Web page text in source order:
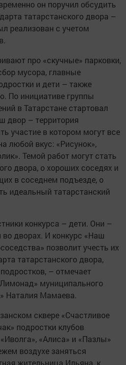
он поручил обсудить
татарстанского двора –
реализован с учетом
про «скучные» парковки,
мусора, главные
и дети – также
По инициативе группы
в Татарстане стартовал
двор – территория
участие в котором могут все
любой вкус: «Рисунок»,
Темой работ могут стать
двора, о хороших соседях и
в соседнем подъезде, о
идеальный татарстанский
конкурса – дети. Они –
дворах. И конкурс «Наш
позволит учесть их
татарстанского двора,
– отмечает
муниципального
Наталия Мамаева.
сквере «Счастливое
подростки клубов
«Алиса» и «Пазлы»
воздухе заняться
жительница Ильяна, к